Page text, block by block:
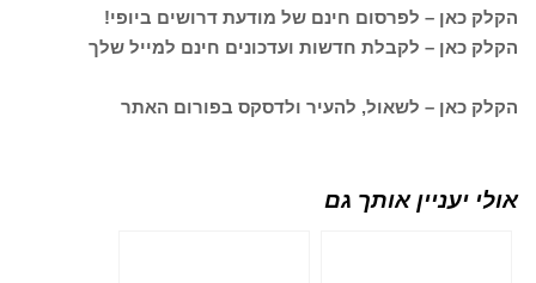
הקלק כאן – לפרסום חינם של מודעת דרושים ביופי!
הקלק כאן – לקבלת חדשות ועדכונים חינם למייל שלך
הקלק כאן – לשאול, להעיר ולדסקס בפורום האתר
אולי יעניין אותך גם